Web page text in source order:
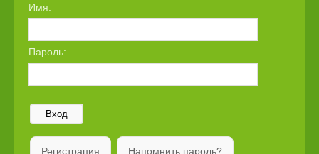
Имя:
Пароль:
Вход
Регистрация Напомнить пароль?